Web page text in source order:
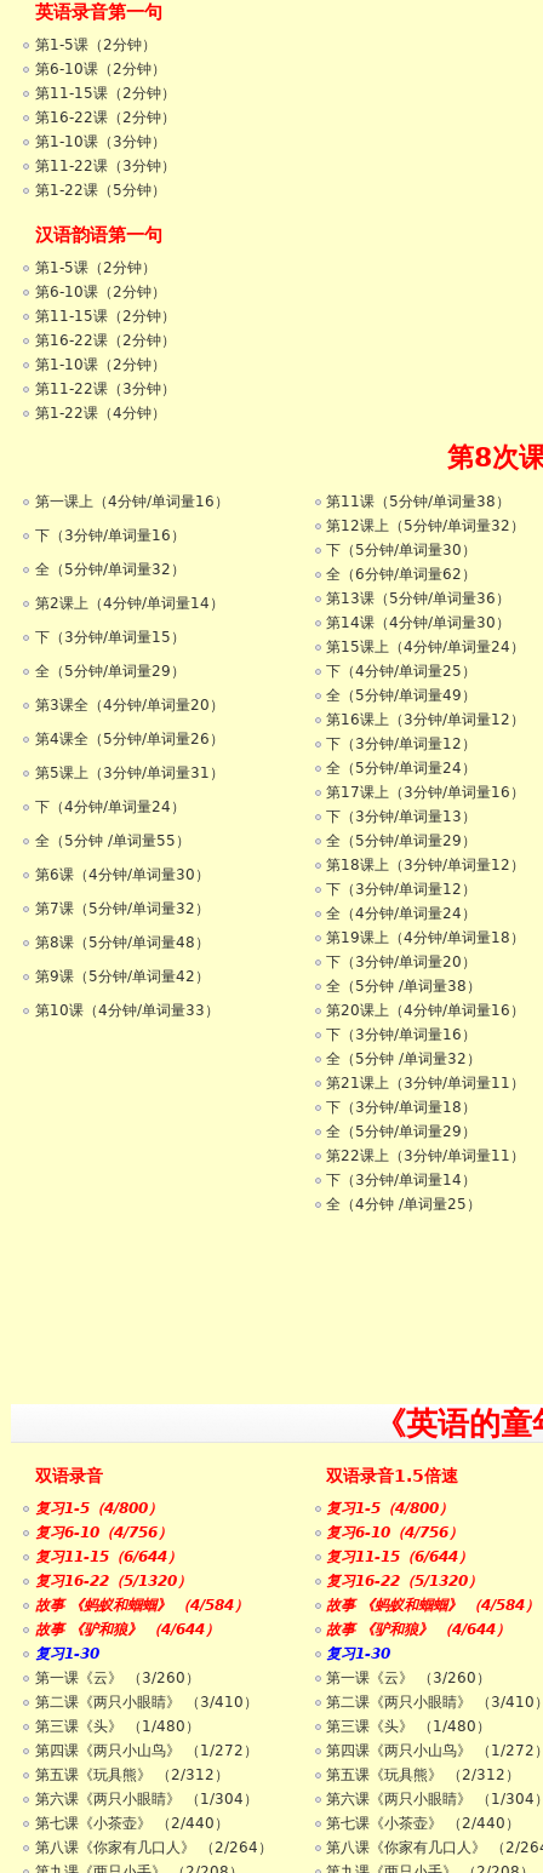
英语录音第一句
第1-5课（2分钟）
第6-10课（2分钟）
第11-15课（2分钟）
第16-22课（2分钟）
第1-10课（3分钟）
第11-22课（3分钟）
第1-22课（5分钟）
汉语韵语第一句
第1-5课（2分钟）
第6-10课（2分钟）
第11-15课（2分钟）
第16-22课（2分钟）
第1-10课（2分钟）
第11-22课（3分钟）
第1-22课（4分钟）
第8次
第一课上（4分钟/单词量16）
下（3分钟/单词量16）
全（5分钟/单词量32）
第2课上（4分钟/单词量14）
下（3分钟/单词量15）
全（5分钟/单词量29）
第3课全（4分钟/单词量20）
第4课全（5分钟/单词量26）
第5课上（3分钟/单词量31）
下（4分钟/单词量24）
全（5分钟 /单词量55）
第6课（4分钟/单词量30）
第7课（5分钟/单词量32）
第8课（5分钟/单词量48）
第9课（5分钟/单词量42）
第10课（4分钟/单词量33）
第11课（5分钟/单词量38）
第12课上（5分钟/单词量32）
下（5分钟/单词量30）
全（6分钟/单词量62）
第13课（5分钟/单词量36）
第14课（4分钟/单词量30）
第15课上（4分钟/单词量24）
下（4分钟/单词量25）
全（5分钟/单词量49）
第16课上（3分钟/单词量12）
下（3分钟/单词量12）
全（5分钟/单词量24）
第17课上（3分钟/单词量16）
下（3分钟/单词量13）
全（5分钟/单词量29）
第18课上（3分钟/单词量12）
下（3分钟/单词量12）
全（4分钟/单词量24）
第19课上（4分钟/单词量18）
下（3分钟/单词量20）
全（5分钟 /单词量38）
第20课上（4分钟/单词量16）
下（3分钟/单词量16）
全（5分钟 /单词量32）
第21课上（3分钟/单词量11）
下（3分钟/单词量18）
全（5分钟/单词量29）
第22课上（3分钟/单词量11）
下（3分钟/单词量14）
全（4分钟 /单词量25）
《英语的
双语录音
复习1-5（4/800）
复习6-10（4/756）
复习11-15（6/644）
复习16-22（5/1320）
故事 《蚂蚁和蝈蝈》 （4/584）
故事 《驴和狼》 （4/644）
复习1-30
第一课《云》 （3/260）
第二课《两只小眼睛》 （3/410）
第三课《头》 （1/480）
第四课《两只小山鸟》 （1/272）
第五课《玩具熊》 （2/312）
第六课《两只小眼睛》 （1/304）
第七课《小茶壶》 （2/440）
第八课《你家有几口人》 （2/264）
双语录音1.5倍速
复习1-5（4/800）
复习6-10（4/756）
复习11-15（6/644）
复习16-22（5/1320）
故事 《蚂蚁和蝈蝈》 （4/584）
故事 《驴和狼》 （4/644）
复习1-30
第一课《云》 （3/260）
第二课《两只小眼睛》 （3/410
第三课《头》 （1/480）
第四课《两只小山鸟》 （1/272
第五课《玩具熊》 （2/312）
第六课《两只小眼睛》 （1/304
第七课《小茶壶》 （2/440）
第八课《你家有几口人》 （2/